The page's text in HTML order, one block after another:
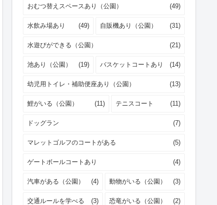
おむつ替えスペースあり（公園） (49)
水飲み場あり (49) 自販機あり（公園） (31)
水遊びができる（公園） (21)
池あり（公園） (19) バスケットコートあり (14)
幼児用トイレ・補助便座あり（公園） (13)
鯉がいる（公園） (11) テニスコート (11)
ドッグラン (7)
マレットゴルフのコートがある (5)
ゲートボールコートあり (4)
汽車がある（公園） (4) 動物がいる（公園） (3)
交通ルールを学べる (3) 恐竜がいる（公園） (2)